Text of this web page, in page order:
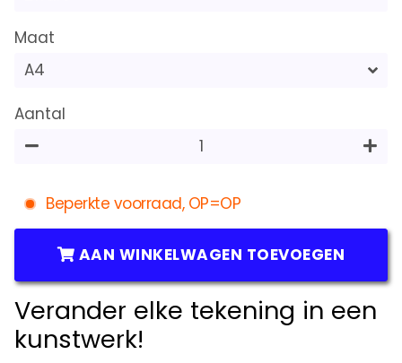
Maat
Aantal
Beperkte voorraad, OP=OP
AAN WINKELWAGEN TOEVOEGEN
Verander elke tekening in een
kunstwerk!